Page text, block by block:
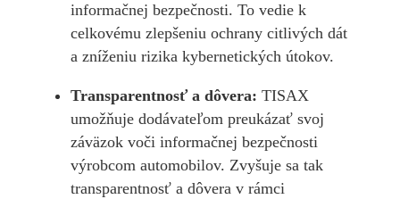
informačnej bezpečnosti. To vedie k
celkovému zlepšeniu ochrany citlivých dát
a zníženiu rizika kybernetických útokov.
Transparentnosť a dôvera: TISAX
umožňuje dodávateľom preukázať svoj
záväzok voči informačnej bezpečnosti
výrobcom automobilov. Zvyšuje sa tak
transparentnosť a dôvera v rámci